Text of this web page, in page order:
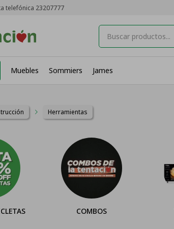
Muebles Sommiers James
telefónica 23207777
Herramientas
COMBOS